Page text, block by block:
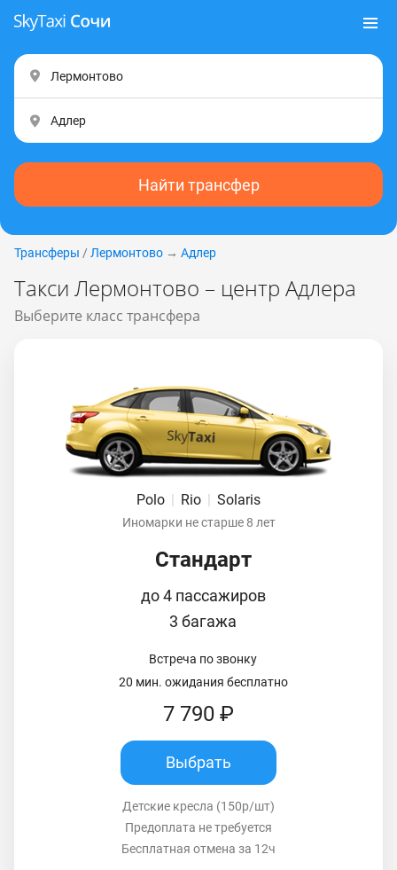
Найти трансфер
Трансферы / Лермонтово → Адлер
Такси Лермонтово – центр Адлера
Выберите класс трансфера
Polo | Rio | Solaris
Иномарки не старше 8 лет
Стандарт
до 4 пассажиров
3 багажа
Встреча по звонку
20 мин. ожидания бесплатно
7 790 ₽
Выбрать
Детские кресла (150р/шт)
Предоплата не требуется
Бесплатная отмена за 12ч